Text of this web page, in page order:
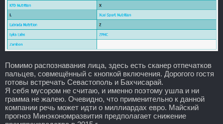
Помимо распознавания лица, здесь есть сканер отпечатков
пальцев, совмещённый с кнопкой включения. Дорогого гостя
готовы встречать Севастополь и Бахчисарай.
Я себя мусором не считаю, и именно поэтому ушла и ни
грамма не жалею. Очевидно, что применительно к данной
компании речь может идти о миллиардах евро. Майский
прогноз Минэкономразвития предполагает снижение